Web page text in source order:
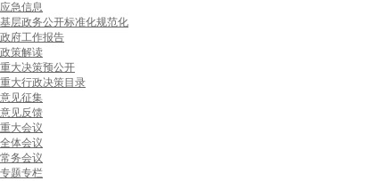
应急信息
基层政务公开标准化规范化
政府工作报告
政策解读
重大决策预公开
重大行政决策目录
意见征集
意见反馈
重大会议
全体会议
常务会议
专题专栏